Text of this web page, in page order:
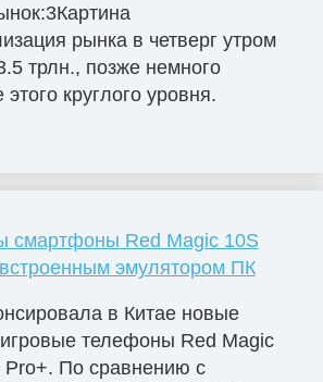
рынка в четверг утром
трлн., позже немного
круглого уровня.
смартфоны Red Magic 10S
эмулятором ПК
в Китае новые
телефоны Red Magic
Pro+. По сравнению с